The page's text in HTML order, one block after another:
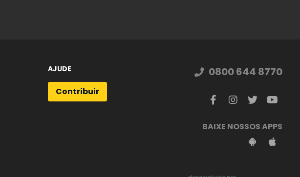
AJUDE
Contribuir
0800 644 8770
BAIXE NOSSOS APPS